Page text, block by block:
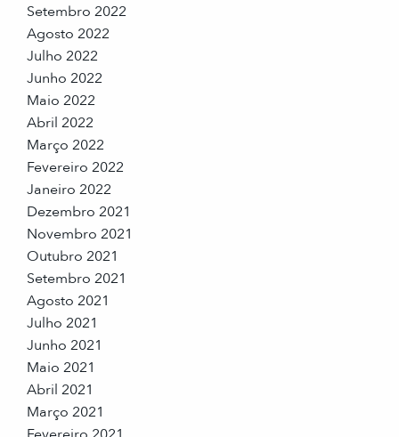
Setembro 2022
Agosto 2022
Julho 2022
Junho 2022
Maio 2022
Abril 2022
Março 2022
Fevereiro 2022
Janeiro 2022
Dezembro 2021
Novembro 2021
Outubro 2021
Setembro 2021
Agosto 2021
Julho 2021
Junho 2021
Maio 2021
Abril 2021
Março 2021